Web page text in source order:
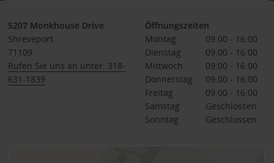
5207 Monkhouse Drive
Shreveport
71109
Rufen Sie uns an unter: 318-
631-1839
Öffnungszeiten
Montag
09:00 - 16:00
Dienstag
09:00 - 16:00
Mittwoch
09:00 - 16:00
Donnerstag
09:00 - 16:00
Freitag
09:00 - 16:00
Samstag
Geschlossen
Sonntag
Geschlossen